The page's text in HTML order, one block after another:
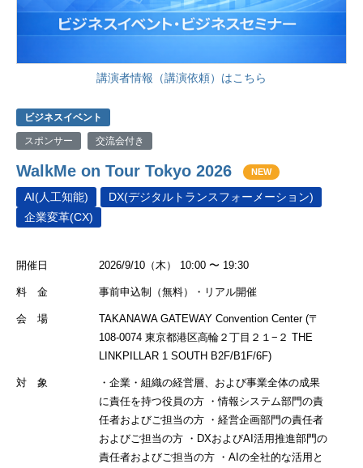
講演者情報（講演依頼）はこちら
ビジネスイベント
スポンサー 交流会付き
WalkMe on Tour Tokyo 2026 NEW
AI(人工知能)
DX(デジタルトランスフォーメーション)
企業変革(CX)
開催日 2026/9/10（木） 10:00 〜 19:30
料 金 事前申込制（無料）・リアル開催
会 場
TAKANAWA GATEWAY Convention Center (〒
108-0074 東京都港区高輪２丁目２１−２ THE
LINKPILLAR 1 SOUTH B2F/B1F/6F)
対 象
・企業・組織の経営層、および事業全体の成果
に責任を持つ役員の方 ・情報システム部門の責
任者およびご担当の方 ・経営企画部門の責任者
およびご担当の方 ・DXおよびAI活用推進部門の
責任者およびご担当の方 ・AIの全社的な活用と